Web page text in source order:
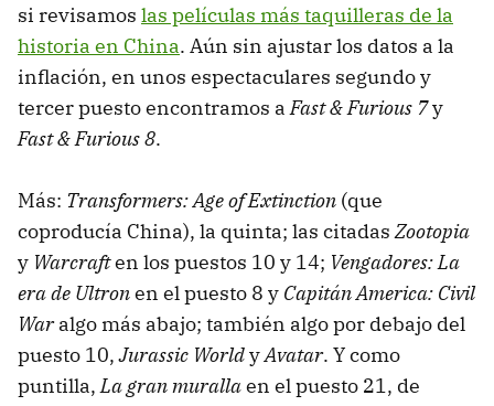
si revisamos las películas más taquilleras de la
historia en China. Aún sin ajustar los datos a la
inflación, en unos espectaculares segundo y
tercer puesto encontramos aFast & Furious 7y
Fast & Furious 8.
Más: Transformers: Age of Extinction (que
coproducía China), la quinta; las citadasZootopia
y Warcraften los puestos 10 y 14; Vengadores: La
era de Ultronen el puesto 8 y Capitán America: Civil
Waralgo más abajo; también algo por debajo del
puesto 10,Jurassic WorldyAvatar. Y como
puntilla,La gran murallaen el puesto 21, de